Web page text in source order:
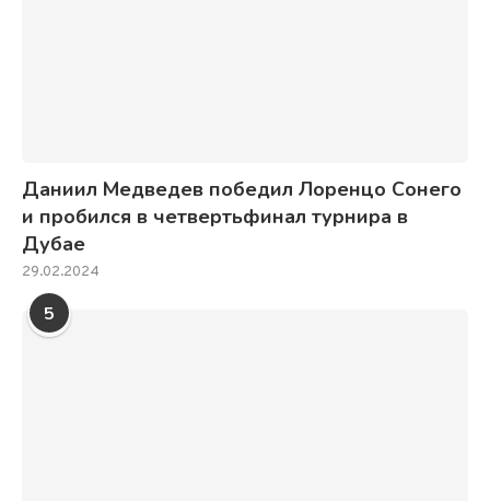
Даниил Медведев победил Лоренцо Сонего
и пробился в четвертьфинал турнира в
Дубае
29.02.2024
5